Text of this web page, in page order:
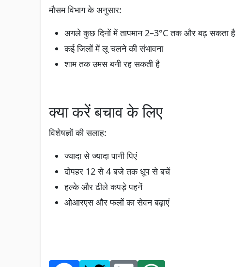
मौसम विभाग के अनुसार:
अगले कुछ दिनों में तापमान 2–3°C तक और बढ़ सकता है
कई जिलों में लू चलने की संभावना
शाम तक उमस बनी रह सकती है
क्या करें बचाव के लिए
विशेषज्ञों की सलाह:
ज्यादा से ज्यादा पानी पिएं
दोपहर 12 से 4 बजे तक धूप से बचें
हल्के और ढीले कपड़े पहनें
ओआरएस और फलों का सेवन बढ़ाएं